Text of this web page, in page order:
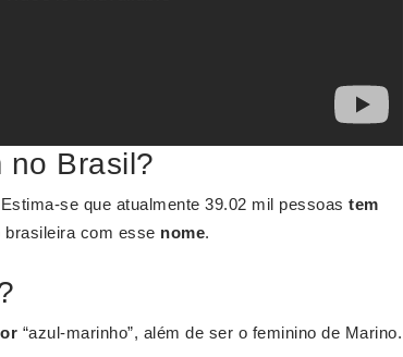
no Brasil?
se que atualmente 39.02 mil pessoas tem
brasileira com esse nome.
“azul-marinho”, além de ser o feminino de Marino.